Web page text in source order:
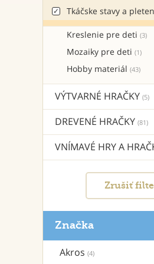
Tkáčske stavy a
Kreslenie pre deti (3)
Mozaiky pre deti (1)
Hobby materiál (43)
VÝTVARNÉ HRAČKY (5)
DREVENÉ HRAČKY (81)
VNÍMAVÉ HRY A
Zrušiť
Značka
Akros (4)